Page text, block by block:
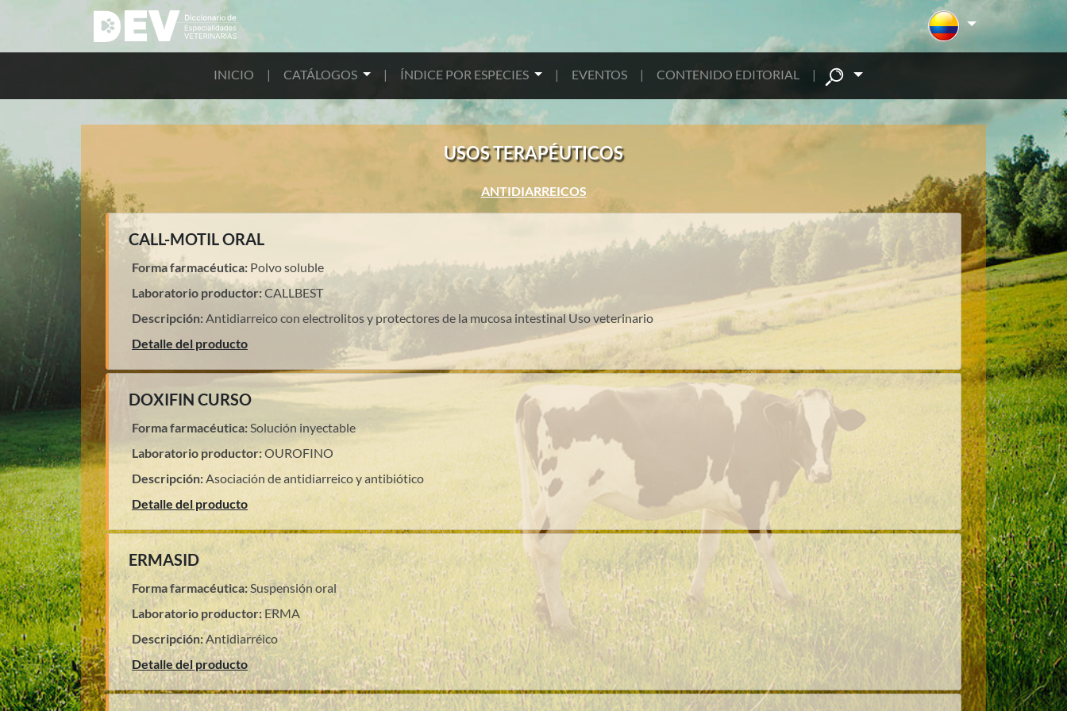
INICIO | CATÁLOGOS | ÍNDICE POR ESPECIES | EVENTOS | CONTENIDO EDITORIAL |
USOS TERAPÉUTICOS
ANTIDIARREICOS
CALL-MOTIL ORAL
Forma farmacéutica: Polvo soluble
Laboratorio productor:CALLBEST
Descripción:Antidiarreico con electrolitos y protectores de la mucosa intestinal Uso veterinario
Detalle del producto
DOXIFIN CURSO
Forma farmacéutica:Solución inyectable
Laboratorio productor:OUROFINO
Descripción:Asociación de antidiarreico y antibiótico
Detalle del producto
ERMASID
Forma farmacéutica:Suspensión oral
Laboratorio productor: ERMA
Descripción:Antidiarréico
Detalle del producto